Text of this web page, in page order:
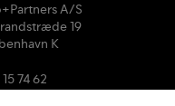
A/S
19
K
74 62